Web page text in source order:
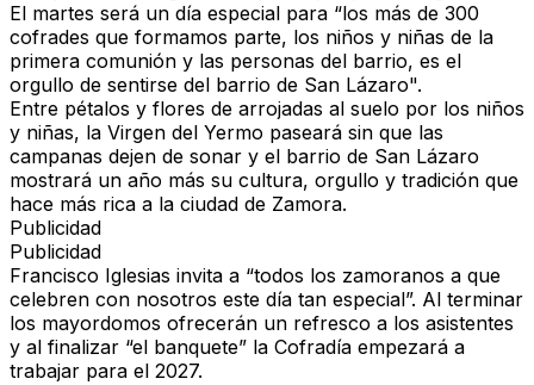
El martes será un día especial para “los más de 300
cofrades que formamos parte, los niños y niñas de la
primera comunión y las personas del barrio, es el
orgullo de sentirse del barrio de San Lázaro".
Entre pétalos y flores de arrojadas al suelo por los niños
y niñas, la Virgen del Yermo paseará sin que las
campanas dejen de sonar y el barrio de San Lázaro
mostrará un año más su cultura, orgullo y tradición que
hace más rica a la ciudad de Zamora.
Publicidad
Publicidad
Francisco Iglesias invita a “todos los zamoranos a que
celebren con nosotros este día tan especial”. Al terminar
los mayordomos ofrecerán un refresco a los asistentes
y al finalizar “el banquete” la Cofradía empezará a
trabajar para el 2027.